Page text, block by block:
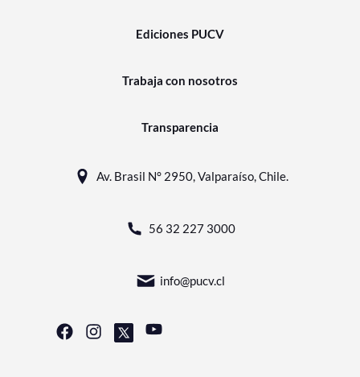
Ediciones PUCV
Trabaja con nosotros
Transparencia
Av. Brasil N° 2950, Valparaíso, Chile.
56 32 227 3000
info@pucv.cl